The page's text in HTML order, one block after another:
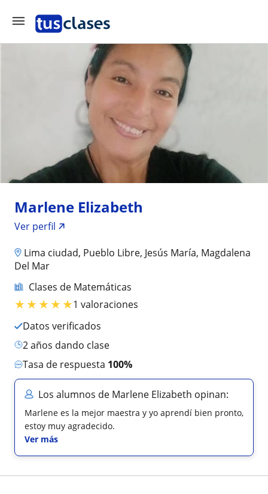
Marlene Elizabeth
Ver perfil
Lima ciudad, Pueblo Libre, Jesús María, Magdalena
Del Mar
Clases de Matemáticas
★★★★★1 valoraciones
Datos verificados
2 años dando clase
Tasa de respuesta 100%
Los alumnos de Marlene Elizabeth opinan:
Marlene es la mejor maestra y yo aprendí bien pronto,
estoy muy agradecido.
Ver más